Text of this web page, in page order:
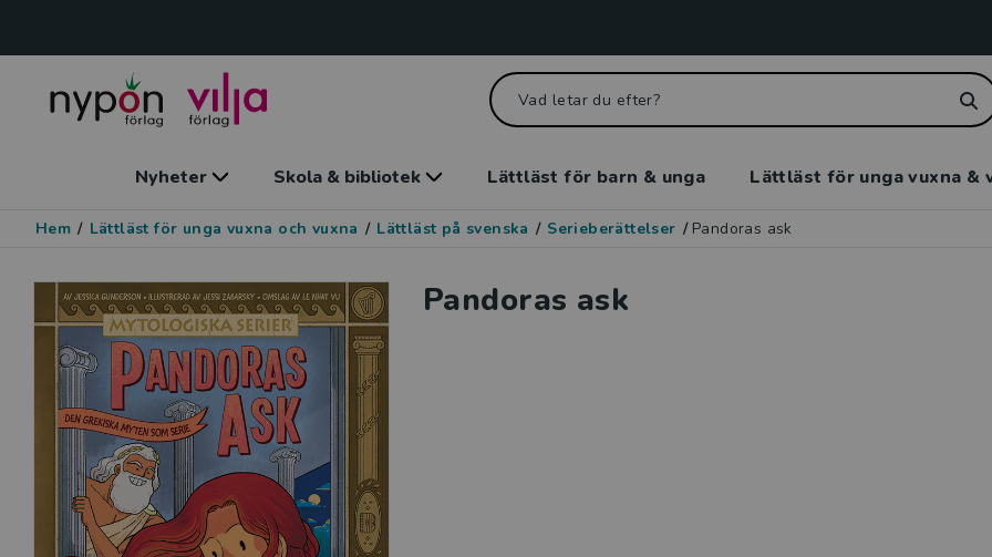
Nyheter Skola & bibliotek Lättläst för barn & unga Lättläst för unga vuxna &
Hem / Lättläst för unga vuxna och vuxna / Lättläst på svenska / Serieberättelser / Pandoras ask
Pandoras ask